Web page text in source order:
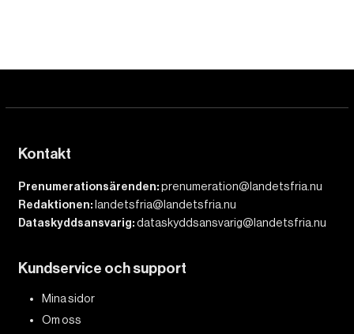
Kontakt
Prenumerationsärenden:prenumeration@landetsfria.nu
Redaktionen: landetsfria@landetsfria.nu
Dataskyddsansvarig:dataskyddsansvarig@landetsfria.nu
Kundservice och support
Mina sidor
Om oss